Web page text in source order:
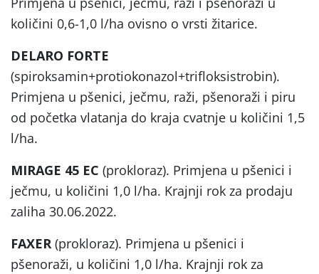
količini 0,6-1,0 l/ha ovisno o vrsti žitarice.
DELARO FORTE
(spiroksamin+protiokonazol+trifloksistrobin).
Primjena u pšenici, ječmu, raži, pšenoraži i piru
od početka vlatanja do kraja cvatnje u količini 1,5
l/ha.
MIRAGE 45 EC (prokloraz). Primjena u pšenici i
ječmu, u količini 1,0 l/ha. Krajnji rok za prodaju
zaliha 30.06.2022.
FAXER (prokloraz). Primjena u pšenici i
pšenoraži, u količini 1,0 l/ha. Krajnji rok za